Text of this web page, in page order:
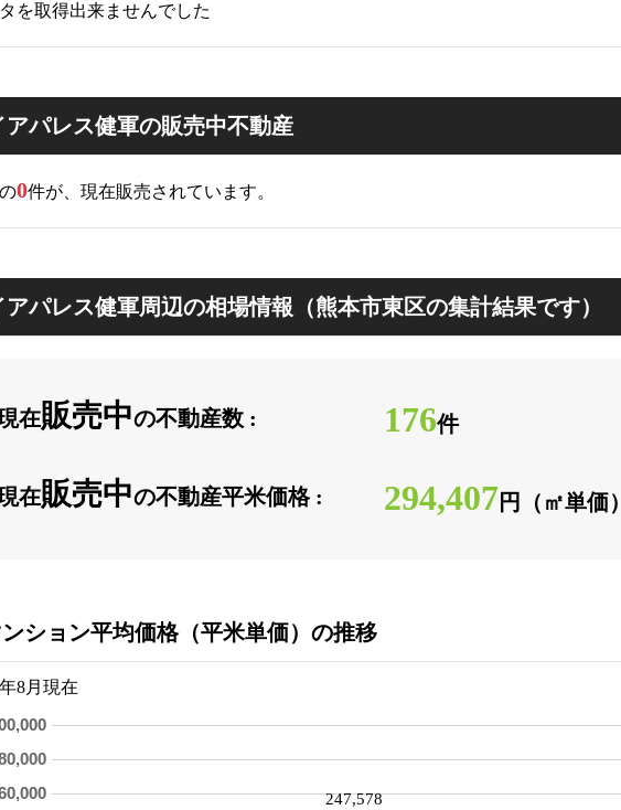
を取得出来ませんでした
アパレス健軍の販売中不動産
0件が、現在販売されています。
アパレス健軍周辺の相場情報（熊本市東区の集計結果です）
在販売中の不動産数 : 176件
在販売中の不動産平米価格 : 294,407円（㎡単価）
ション平均価格（平米単価）の推移
8月現在
247,578